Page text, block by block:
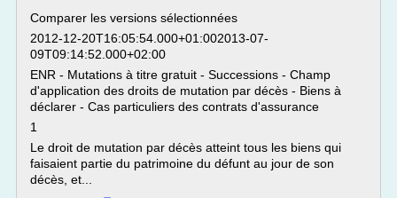
Comparer les versions sélectionnées
2012-12-20T16:05:54.000+01:002013-07-
09T09:14:52.000+02:00
ENR - Mutations à titre gratuit - Successions - Champ
d'application des droits de mutation par décès - Biens à
déclarer - Cas particuliers des contrats d'assurance
1
Le droit de mutation par décès atteint tous les biens qui
faisaient partie du patrimoine du défunt au jour de son
décès, et...